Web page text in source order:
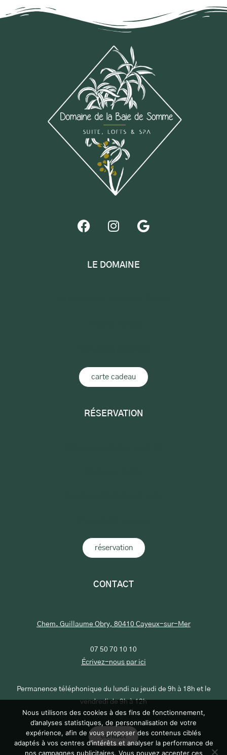
LE DOMAINE
carte cadeau
RÉSERVATION
réservation
CONTACT
Chem. Guillaume Obry, 80410 Cayeux-sur-Mer
07 50 70 10 10
Écrivez-nous par ici
Permanence téléphonique du lundi au jeudi de 9h à 18h et le
vendredi de 9h à 12h
contact
Nous utilisons des cookies à des fins de fonctionnement,
d’analyses statistiques, de personnalisation de votre
expérience, afin de vous proposer des contenus ciblés
adaptés à vos centres d’intérêts et analyser la performance de
nos campagnes publicitaires. Vous pouvez accepter ces